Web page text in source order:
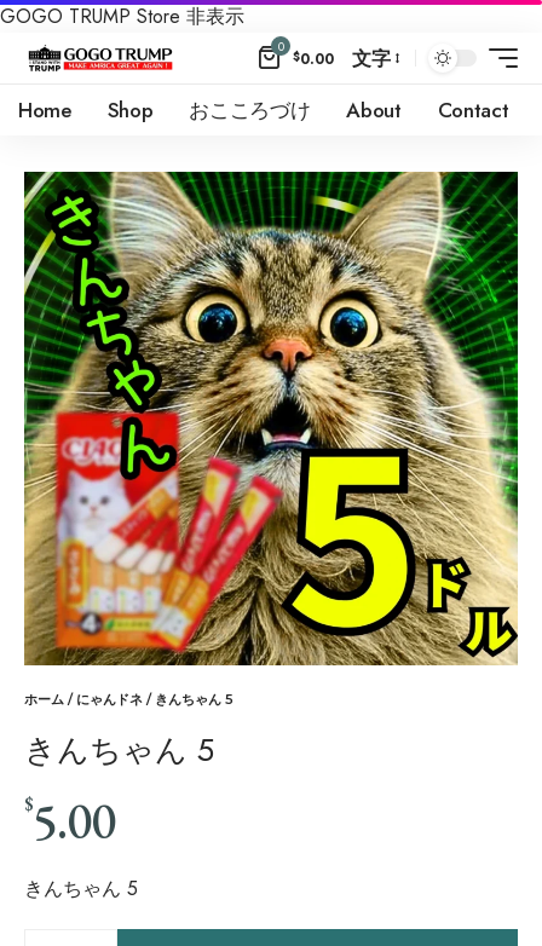
GOGO TRUMP Store 非表示
0
$0.00 文字
Home Shop おこころづけ About Contact
ホーム / にゃんドネ / きんちゃん 5
きんちゃん 5
$5.00
きんちゃん 5